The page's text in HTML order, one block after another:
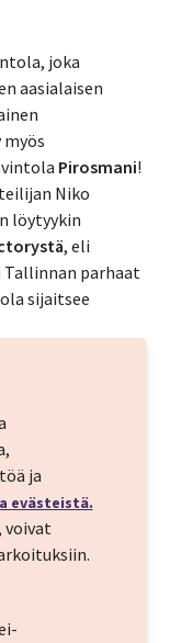
joka
aasialaisen
Pirosmani!
Niko
löytyykin
, eli
parhaat
sijaitsee
ja
evästeistä.
voivat